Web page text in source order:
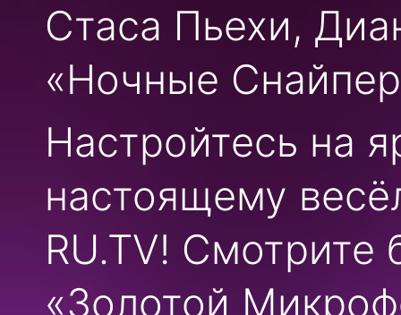
Стаса Пьехи,
«Ночные
Настройтесь на
настоящему
RU.TV! Смотрите
«Золотой